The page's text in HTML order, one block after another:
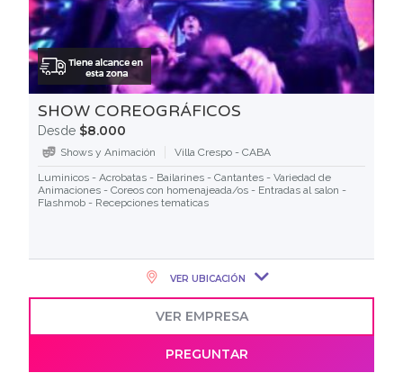
SHOW COREOGRÁFICOS
Desde $8.000
Shows y Animación
Villa Crespo - CABA
Luminicos - Acrobatas - Bailarines - Cantantes - Variedad de
Animaciones - Coreos con homenajeada/os - Entradas al salon -
Flashmob - Recepciones tematicas
VER UBICACIÓN
VER EMPRESA
PREGUNTAR